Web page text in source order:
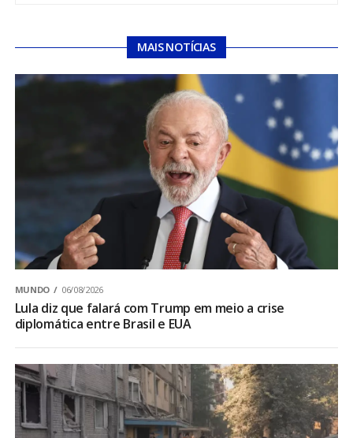
MAIS NOTÍCIAS
MUNDO 06/08/2026
Lula diz que falará com Trump em meio a crise
diplomática entre Brasil e EUA